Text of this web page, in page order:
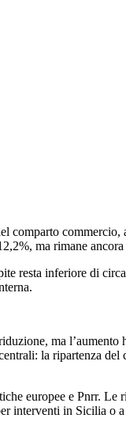
comparto commercio,
ma rimane
resta inferiore di
ma l’aumento
la ripartenza del
europee e Pnrr. Le
interventi in Sicilia o